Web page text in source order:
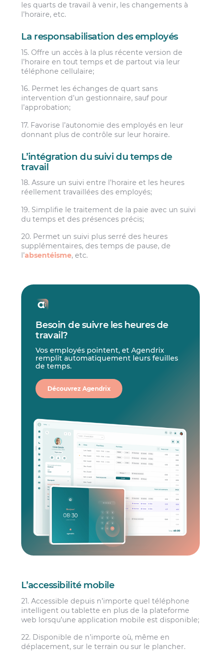
les quarts de travail à venir, les changements à
l’horaire, etc.
La responsabilisation des employés
15. Offre un accès à la plus récente version de
l’horaire en tout temps et de partout via leur
téléphone cellulaire;
16. Permet les échanges de quart sans
intervention d’un gestionnaire, sauf pour
l’approbation;
17. Favorise l’autonomie des employés en leur
donnant plus de contrôle sur leur horaire.
L’intégration du suivi du temps de
travail
18. Assure un suivi entre l’horaire et les heures
réellement travaillées des employés;
19. Simplifie le traitement de la paie avec un suivi
du temps et des présences précis;
20. Permet un suivi plus serré des heures
supplémentaires, des temps de pause, de
l’absentéisme, etc.
Besoin de suivre les heures de
travail?
Vos employés pointent, et Agendrix
remplit automatiquement leurs feuilles
de temps.
Découvrez Agendrix
L’accessibilité mobile
21. Accessible depuis n’importe quel téléphone
intelligent ou tablette en plus de la plateforme
web lorsqu’une application mobile est disponible;
22. Disponible de n’importe où, même en
déplacement, sur le terrain ou sur le plancher.